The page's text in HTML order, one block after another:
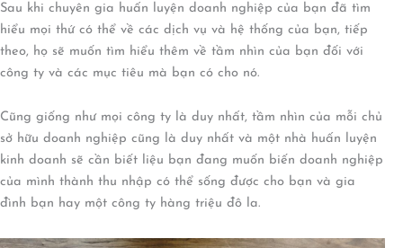
Sau khi chuyên gia huấn luyện doanh nghiệp của bạn đã tìm
hiểu mọi thứ có thể về các dịch vụ và hệ thống của bạn, tiếp
theo, họ sẽ muốn tìm hiểu thêm về tầm nhìn của bạn đối với
công ty và các mục tiêu mà bạn có cho nó.
Cũng giống như mọi công ty là duy nhất, tầm nhìn của mỗi chủ
sở hữu doanh nghiệp cũng là duy nhất và một nhà huấn luyện
kinh doanh sẽ cần biết liệu bạn đang muốn biến doanh nghiệp
của mình thành thu nhập có thể sống được cho bạn và gia
đình bạn hay một công ty hàng triệu đô la.